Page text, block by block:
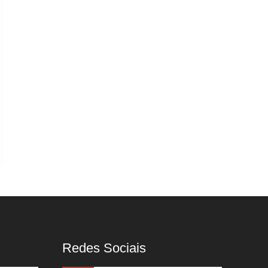
Redes Sociais